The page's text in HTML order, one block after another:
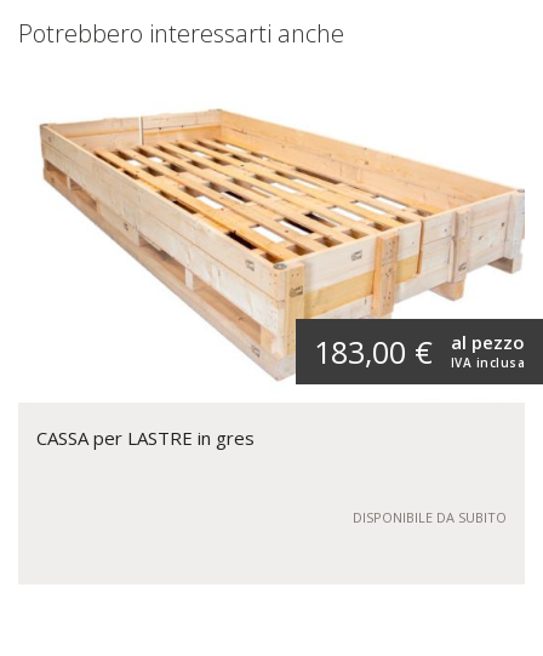
Potrebbero interessarti anche
183,00 € IVA inclusa
al pezzo
CASSA per LASTRE in gres
DISPONIBILE DA SUBITO